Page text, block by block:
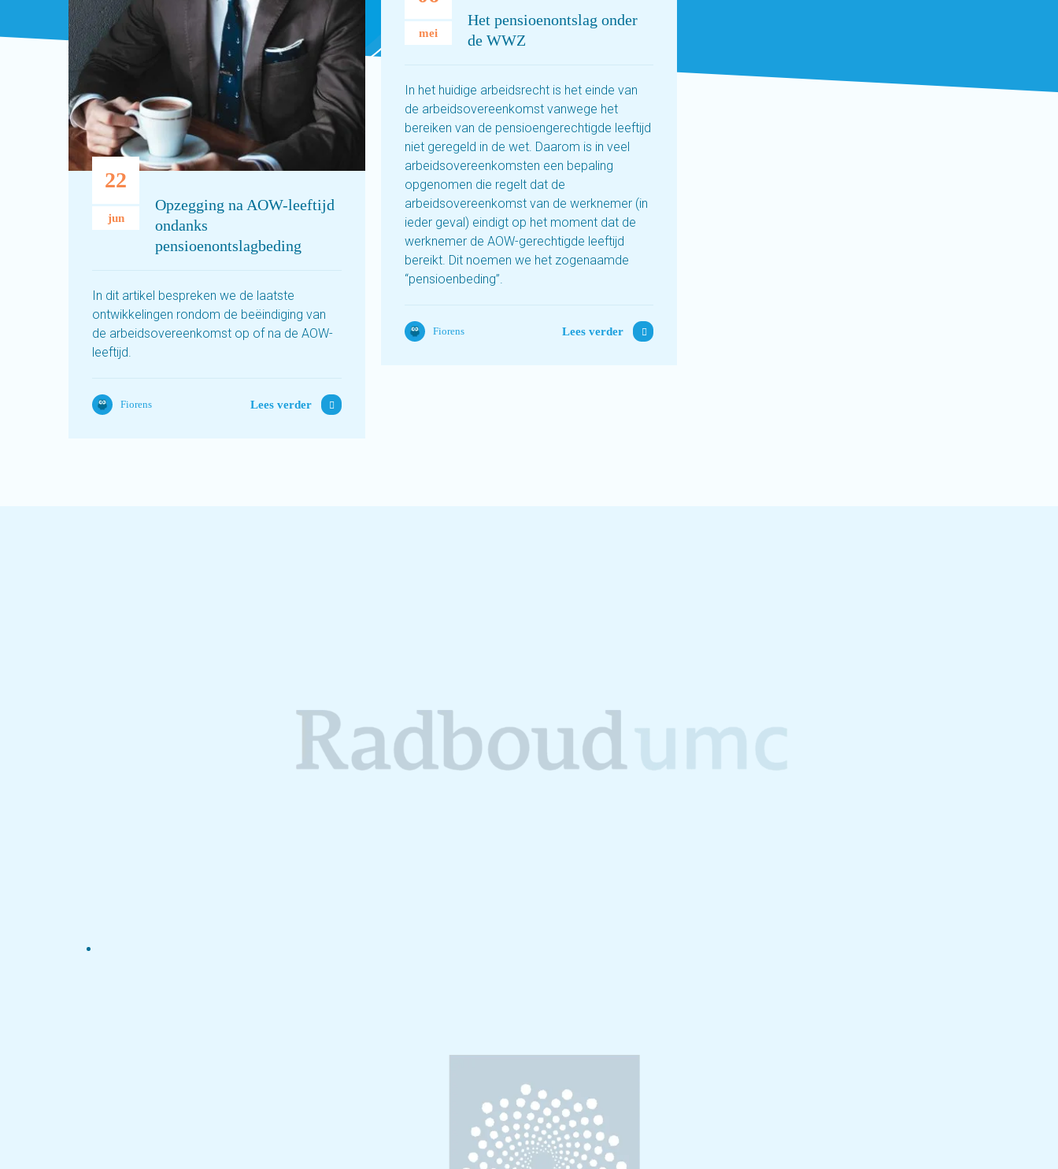
22
jun
Opzegging na AOW-leeftijd
ondanks
pensioenontslagbeding
In dit artikel bespreken we de laatste
ontwikkelingen rondom de beëindiging van
de arbeidsovereenkomst op of na de AOW-
leeftijd.
Fiorens Lees verder
mei
Het pensioenontslag onder
de WWZ
In het huidige arbeidsrecht is het einde van
de arbeidsovereenkomst vanwege het
bereiken van de pensioengerechtigde leeftijd
niet geregeld in de wet. Daarom is in veel
arbeidsovereenkomsten een bepaling
opgenomen die regelt dat de
arbeidsovereenkomst van de werknemer (in
ieder geval) eindigt op het moment dat de
werknemer de AOW-gerechtigde leeftijd
bereikt. Dit noemen we het zogenaamde
“pensioenbeding”.
Fiorens Lees verder